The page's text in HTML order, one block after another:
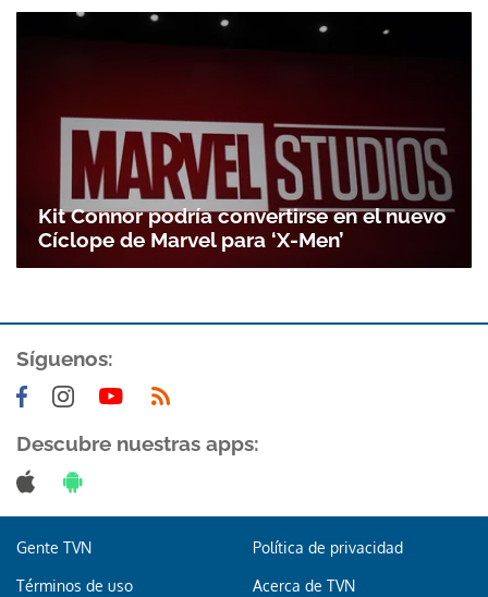
Kit Connor podría convertirse en el nuevo
Cíclope de Marvel para ‘X-Men’
Síguenos:
Descubre nuestras apps:
Gente TVN Política de privacidad
Términos de uso Acerca de TVN